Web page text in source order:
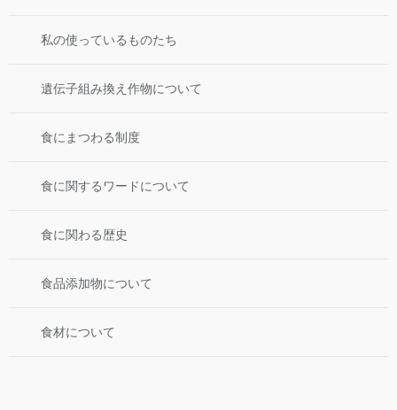
私の使っているものたち
遺伝子組み換え作物について
食にまつわる制度
食に関するワードについて
食に関わる歴史
食品添加物について
食材について